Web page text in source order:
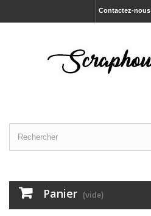
Contactez-nous
Panier (vide)